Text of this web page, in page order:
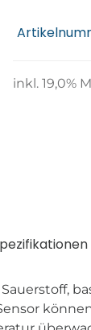
inkl. 19,0%